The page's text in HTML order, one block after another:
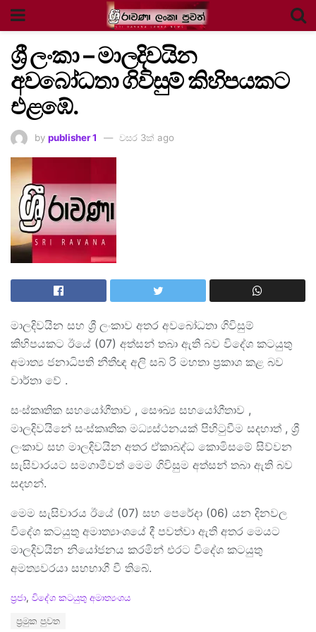
ශ්‍රී ලංකා – මාලදිවයින
අවබෝධතා ගිවිසුම් කිහිපයකට
එළඹේ.
by publisher 1 වසර 3ක් ago
මාලදිවයින සහ ශ්‍රී ලංකාව අතර අවබෝධතා ගිවිසුම්
කිහිපයකට ඊයේ (07) අත්සන් තබා ඇති බව විදේශ කටයුතු
අමාත්‍ය ජනාධිපති නීතීඥ අලි සබ් රි මහතා ප්‍රකාශ කළ බව
වාර්තා වේ .
සංස්කෘතික සහයෝගීතාව , සෞඛ්‍ය සහයෝගීතාව ,
මාලදිවයිනේ සංස්කෘතික මධ්‍යස්ථනයක් පිහිටුවීම සදහාත් , ශ්‍රී
ලංකාව සහ මාලදිවයින අතර ඒකාබද්ධ කොමිසමේ සිව්වන
සැසිවාරයට සමගාමීවත් මෙම ගිවිසුම අත්සන් තබා ඇති බව
සදහන්.
මෙම සැසිවාරය ඊයේ (07) සහ පෙරේදා (06) යන දිනවල
විදේශ කටයුතු අමාත්‍යාංශයේ දී පවත්වා ඇති අතර මෙයට
මාලදිවයින නියෝජනය කරමින් එරට විදේශ කටයුතු
අමත්‍යවරයා සහභාගී වී තිබේ.
C
ප්‍රජා, විදේශ කටයුතු අමාත්‍යංශය
ප්‍රමුක පුවත